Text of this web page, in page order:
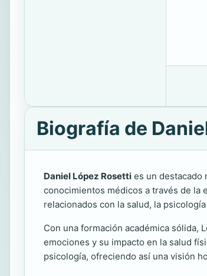
Biografía de
Daniel López Rosetti es un destacado
conocimientos médicos a través de la
relacionados con la salud, la
Con una formación académica
emociones y su impacto en la salud
psicología, ofreciendo así una visión